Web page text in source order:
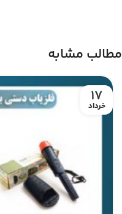
مطالب مشابه
17
خرداد